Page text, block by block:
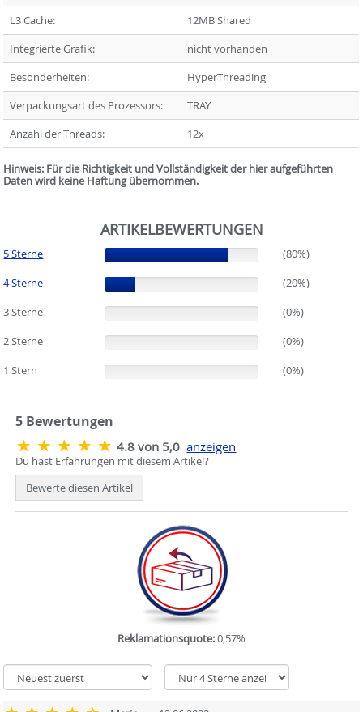
L3 Cache:
12MB Shared
Integrierte Grafik:
nicht vorhanden
Besonderheiten:
HyperThreading
Verpackungsart des Prozessors:
TRAY
Anzahl der Threads:
12x
Hinweis: Für die Richtigkeit und Vollständigkeit der hier aufgeführten
Daten wird keine Haftung übernommen.
ARTIKELBEWERTUNGEN
5 Sterne (80%)
(80%)
4 Sterne
(20%)
(20%)
3 Sterne
(0%)
2 Sterne
(0%)
1 Stern
(0%)
5 Bewertungen
4.8 von 5,0 anzeigen
Du hast Erfahrungen mit diesem Artikel?
Bewerte diesen Artikel
Reklamationsquote:0,57%